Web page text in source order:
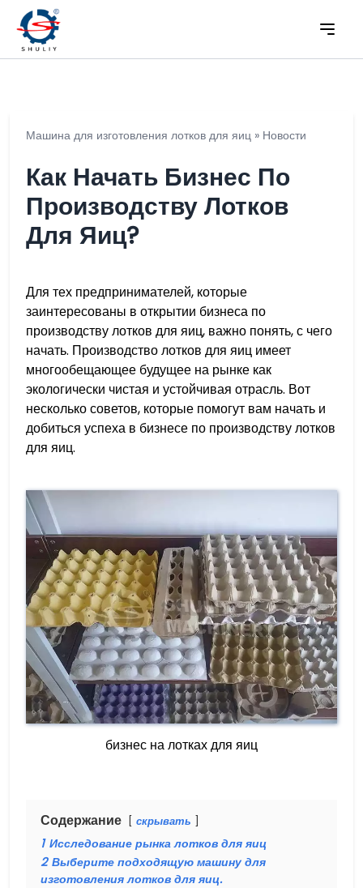
Машина для изготовления лотков для яиц » Новости
Как Начать Бизнес По
Производству Лотков
Для Яиц?
Для тех предпринимателей, которые
заинтересованы в открытии бизнеса по
производству лотков для яиц, важно понять, с чего
начать. Производство лотков для яиц имеет
многообещающее будущее на рынке как
экологически чистая и устойчивая отрасль. Вот
несколько советов, которые помогут вам начать и
добиться успеха в бизнесе по производству лотков
для яиц.
бизнес на лотках для яиц
Содержание скрывать
1 Исследование рынка лотков для яиц
2 Выберите подходящую машину для
изготовления лотков для яиц.